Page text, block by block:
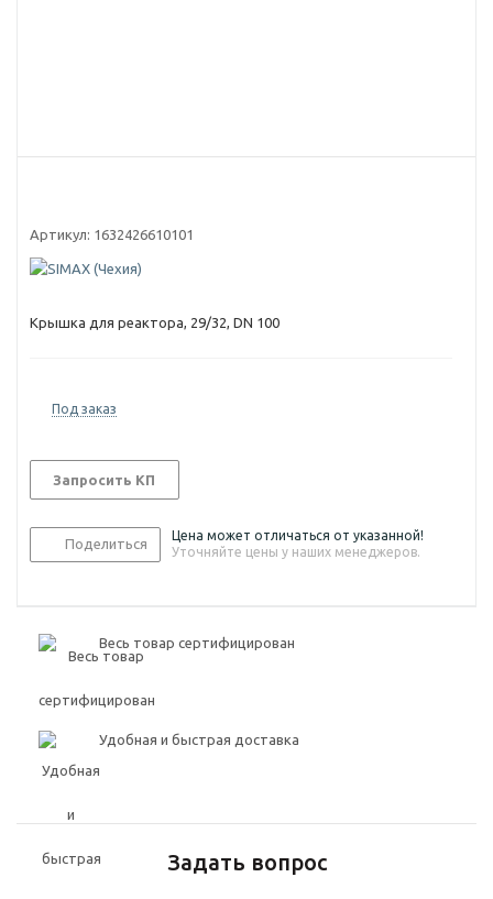
Артикул: 1632426610101
Крышка для реактора, 29/32, DN 100
Под заказ
Запросить КП
Поделиться
Цена может отличаться от указанной!
Уточняйте цены у наших менеджеров.
Весь товар сертифицирован
Удобная и быстрая доставка
Задать вопрос